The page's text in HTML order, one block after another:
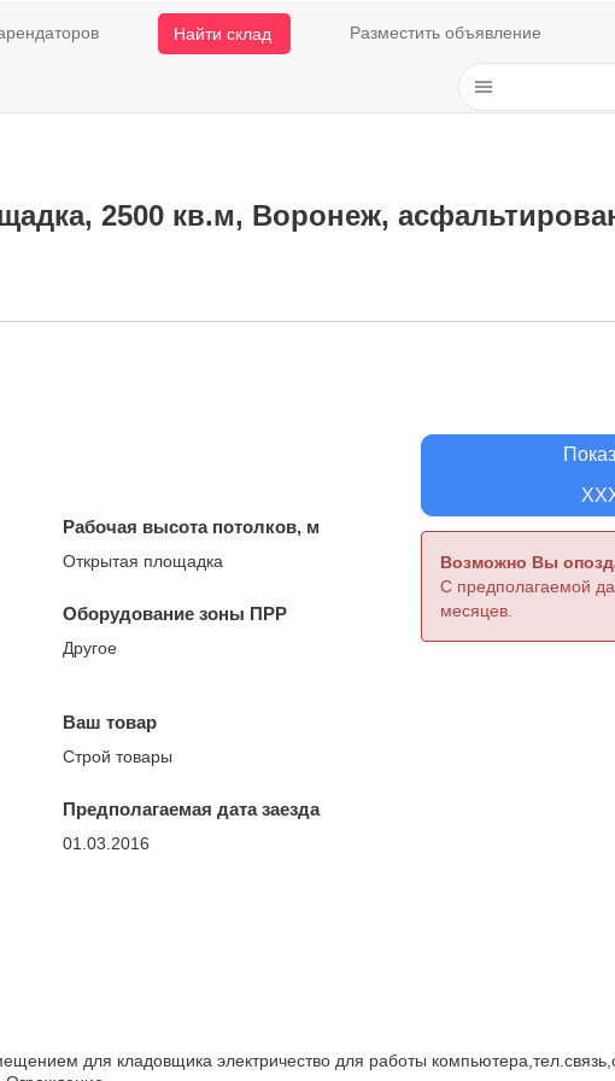
Найти склад Разместить объявление
2500 кв.м, Воронеж,
Возможно Вы
С предполагаемой
месяцев.
Рабочая высота потолков, м
Открытая площадка
Оборудование зоны ПРР
Другое
Ваш товар
Строй товары
Предполагаемая дата заезда
01.03.2016
для кладовщика электричество для работы